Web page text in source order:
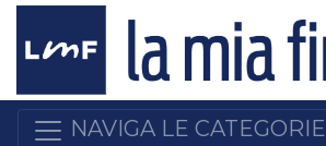
NAVIGA LE CATEGORIE